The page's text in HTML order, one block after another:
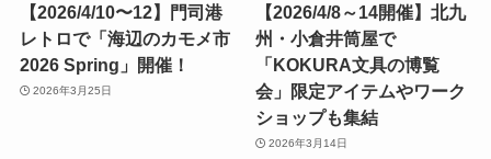
【2026/4/10〜12】門司港
レトロで「海辺のカモメ市
2026 Spring」開催！
2026年3月25日
【2026/4/8～14開催】北九
州・小倉井筒屋で
「KOKURA文具の博覧
会」限定アイテムやワーク
ショップも集結
2026年3月14日